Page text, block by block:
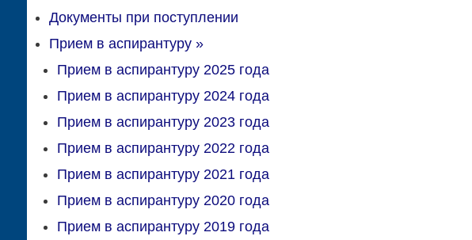
Документы при поступлении
Прием в аспирантуру»
Прием в аспирантуру 2025 года
Прием в аспирантуру 2024 года
Прием в аспирантуру 2023 года
Прием в аспирантуру 2022 года
Прием в аспирантуру 2021 года
Прием в аспирантуру 2020 года
Прием в аспирантуру 2019 года